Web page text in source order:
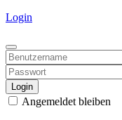
Login
Login
Angemeldet bleiben